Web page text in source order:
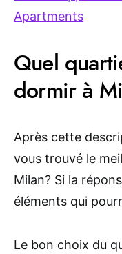
Apartments
Quel
dormir à
Après cette
vous trouvé le
Milan? Si la
éléments qui
Le bon choix du